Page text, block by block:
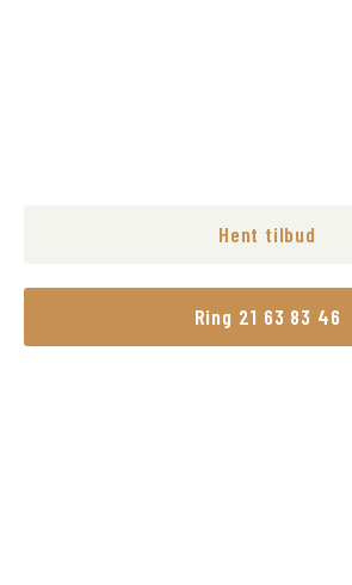
Hent tilbud
Ring 21 63 83 46